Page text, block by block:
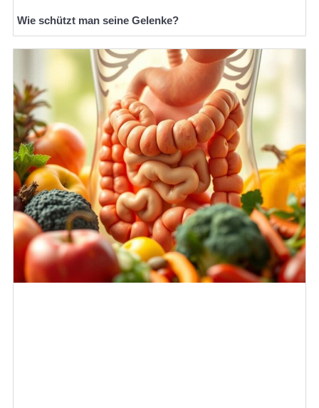
Wie schützt man seine Gelenke?